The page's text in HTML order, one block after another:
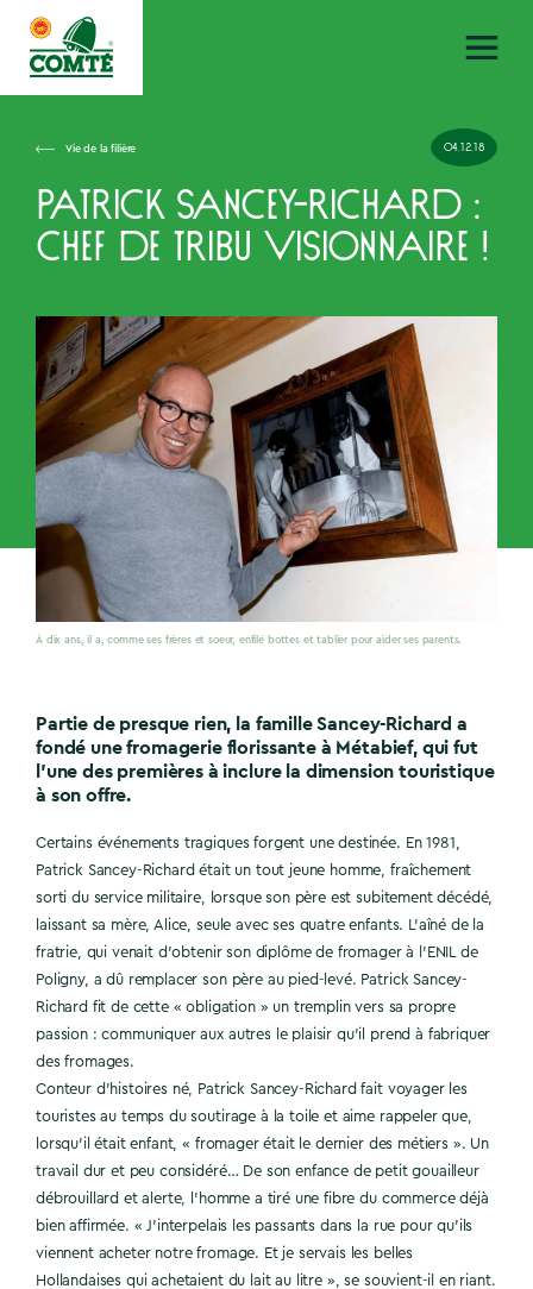
Vie de la filière 04.12.18
Patrick Sancey-Richard :
chef de tribu visionnaire !
À dix ans, il a, comme ses frères et soeur, enfilé bottes et tablier pour aider ses parents.
Partie de presque rien, la famille Sancey-Richard a
fondé une fromagerie florissante à Métabief, qui fut
l’une des premières à inclure la dimension touristique
à son offre.
Certains événements tragiques forgent une destinée. En 1981,
Patrick Sancey-Richard était un tout jeune homme, fraîchement
sorti du service militaire, lorsque son père est subitement décédé,
laissant sa mère, Alice, seule avec ses quatre enfants. L’aîné de la
fratrie, qui venait d’obtenir son diplôme de fromager à l’ENIL de
Poligny, a dû remplacer son père au pied-levé. Patrick Sancey-
Richard fit de cette « obligation » un tremplin vers sa propre
passion : communiquer aux autres le plaisir qu’il prend à fabriquer
des fromages.
Conteur d’histoires né, Patrick Sancey-Richard fait voyager les
touristes au temps du soutirage à la toile et aime rappeler que,
lorsqu’il était enfant, « fromager était le dernier des métiers ». Un
travail dur et peu considéré… De son enfance de petit gouailleur
débrouillard et alerte, l’homme a tiré une fibre du commerce déjà
bien affirmée. « J’interpelais les passants dans la rue pour qu’ils
viennent acheter notre fromage. Et je servais les belles
Hollandaises qui achetaient du lait au litre », se souvient-il en riant.